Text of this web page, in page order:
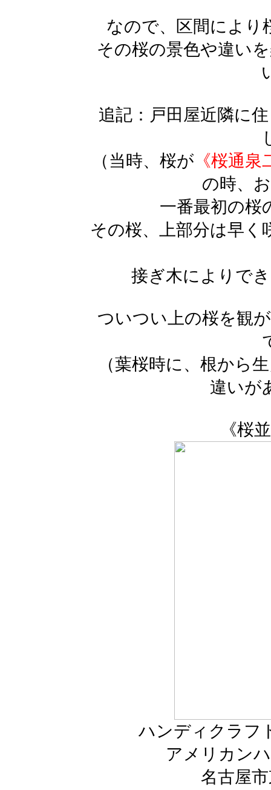
なので、区間により
その桜の景色や違い
追記：戸田屋近隣に
（当時、桜が 《桜通
の時、
一番最初の桜
その桜、上部分は早く
接ぎ木によりで
ついつい上の桜を観
（葉桜時に、根から
違いが
《桜
ハンディクラフ
アメリカン
名古屋